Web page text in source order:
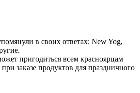
в своих ответах: New Yog,
пригодиться всем красноярцам
заказе продуктов для праздничного